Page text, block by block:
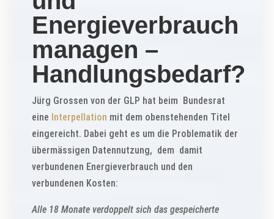
Energieverbrauch
managen –
Handlungsbedarf?
Jürg Grossen von der GLP hat beim Bundesrat
eine Interpellation mit dem obenstehenden Titel
eingereicht. Dabei geht es um die Problematik der
übermässigen Datennutzung, dem damit
verbundenen Energieverbrauch und den
verbundenen Kosten:
Alle 18 Monate verdoppelt sich das gespeicherte